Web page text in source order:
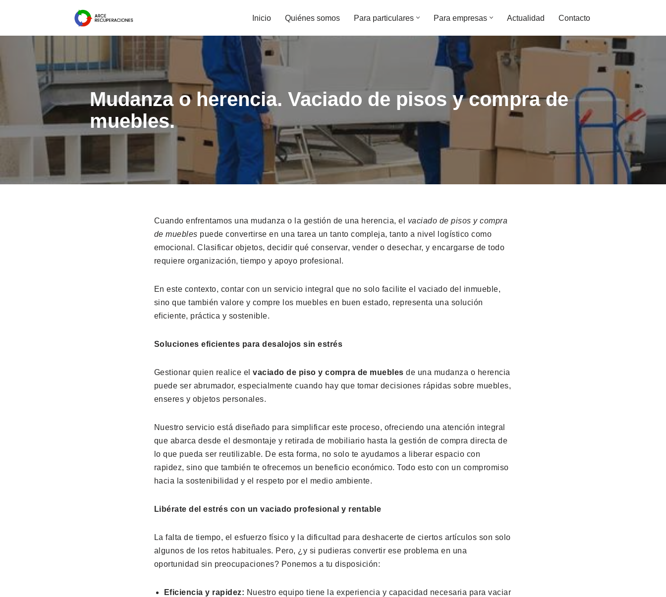
Inicio Quiénes somos Para particulares Para empresas Actualidad Contacto
Mudanza o herencia. Vaciado de pisos y compra de
muebles.
Cuando enfrentamos una mudanza o la gestión de una herencia, el vaciado de pisos y compra
de muebles puede convertirse en una tarea un tanto compleja, tanto a nivel logístico como
emocional. Clasificar objetos, decidir qué conservar, vender o desechar, y encargarse de todo
requiere organización, tiempo y apoyo profesional.
En este contexto, contar con un servicio integral que no solo facilite el vaciado del inmueble,
sino que también valore y compre los muebles en buen estado, representa una solución
eficiente, práctica y sostenible.
Soluciones eficientes para desalojos sin estrés
Gestionar quien realice elvaciado de piso y compra de muebles de una mudanza o herencia
puede ser abrumador, especialmente cuando hay que tomar decisiones rápidas sobre muebles,
enseres y objetos personales.
Nuestro servicio está diseñado para simplificar este proceso, ofreciendo una atención integral
que abarca desde el desmontaje y retirada de mobiliario hasta la gestión de compra directa de
lo que pueda ser reutilizable. De esta forma, no solo te ayudamos a liberar espacio con
rapidez, sino que también te ofrecemos un beneficio económico. Todo esto con un compromiso
hacia la sostenibilidad y el respeto por el medio ambiente.
Libérate del estrés con un vaciado profesional y rentable
La falta de tiempo, el esfuerzo físico y la dificultad para deshacerte de ciertos artículos son solo
algunos de los retos habituales. Pero, ¿y si pudieras convertir ese problema en una
oportunidad sin preocupaciones? Ponemos a tu disposición:
Eficiencia y rapidez: Nuestro equipo tiene la experiencia y capacidad necesaria para vaciar